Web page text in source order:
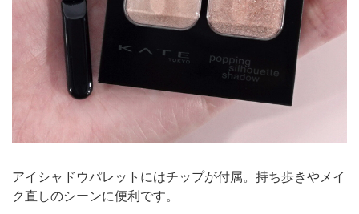
アイシャドウパレットにはチップが付属。持ち歩きやメイ
ク直しのシーンに便利です。